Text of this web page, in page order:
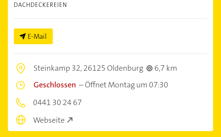
DACHDECKEREIEN
E-Mail
Steinkamp 32,26125 Oldenburg
6,7 km
Geschlossen –Öffnet Montag um 07:30
0441 30 24 67
Webseite